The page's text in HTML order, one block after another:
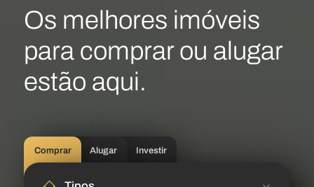
Os melhores imóveis
para comprar ou alugar
estão aqui.
Comprar Alugar Investir